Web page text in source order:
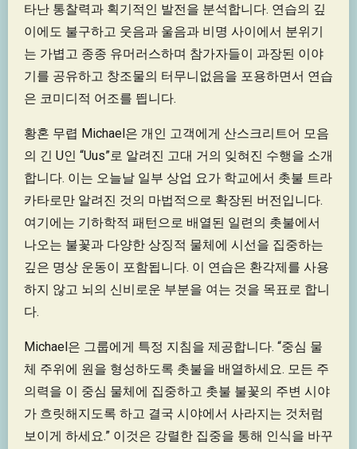
타난 통찰력과 획기적인 발전을 분석합니다. 연습의 깊
이에도 불구하고 웃음과 울음과 비명 사이에서 분위기
는 가볍고 종종 유머러스하며 참가자들이 과장된 이야
기를 공유하고 창조물의 터무니없음을 포용하면서 연습
은 코미디적 어조를 띕니다.
황혼 무렵 Michael은 개인 고객에게 산스크리트어 모음
의 긴 U인 “Uus”로 알려진 고대 거의 잊혀진 수행을 소개
합니다. 이는 오늘날 일부 상업 요가 학교에서 촛불 트라
카타로만 알려진 것의 마법적으로 확장된 버전입니다.
여기에는 기하학적 패턴으로 배열된 일련의 촛불에서
나오는 불꽃과 다양한 상징적 물체에 시선을 집중하는
깊은 명상 운동이 포함됩니다. 이 연습은 환각제를 사용
하지 않고 뇌의 신비로운 부분을 여는 것을 목표로 합니
다.
Michael은 그룹에게 특정 지침을 제공합니다. “중심 물
체 주위에 원을 형성하도록 촛불을 배열하세요. 모든 주
의력을 이 중심 물체에 집중하고 촛불 불꽃의 주변 시야
가 흐릿해지도록 하고 결국 시야에서 사라지는 것처럼
보이게 하세요.” 이것은 강렬한 집중을 통해 인식을 바꾸